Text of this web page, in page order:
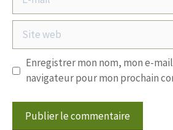
mail
Site
web
Enregistrer mon nom, mon e-
navigateur pour mon prochain